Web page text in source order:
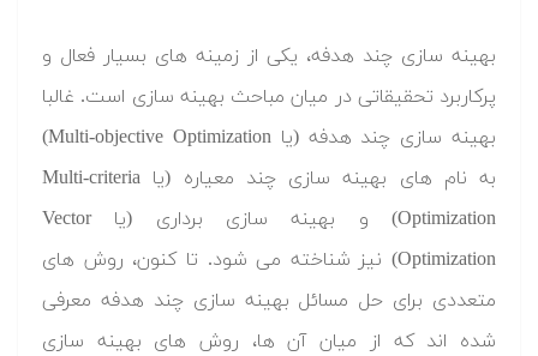
بهینه سازی چند هدفه، یکی از زمینه های بسیار فعال و
پرکاربرد تحقیقاتی در میان مباحث بهینه سازی است. غالبا
بهینه سازی چند هدفه (یا Multi-objective Optimization)
به نام های بهینه سازی چند معیاره (یا Multi-criteria
Optimization) و بهینه سازی برداری (یا Vector
Optimization) نیز شناخته می شود. تا کنون، روش های
متعددی برای حل مسائل بهینه سازی چند هدفه معرفی
شده اند که از میان آن ها، روش های بهینه سازی